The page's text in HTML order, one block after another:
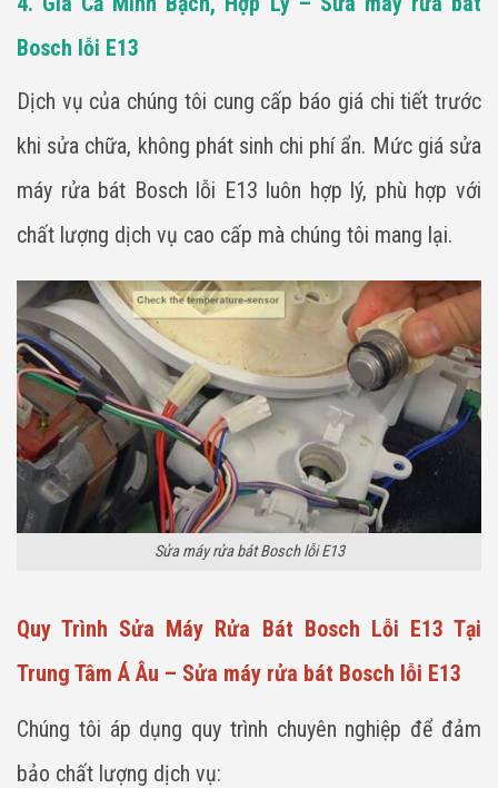
Bosch lỗi E13
Dịch vụ của chúng tôi cung cấp báo giá chi tiết trước
khi sửa chữa, không phát sinh chi phí ẩn. Mức giá sửa
máy rửa bát Bosch lỗi E13 luôn hợp lý, phù hợp với
chất lượng dịch vụ cao cấp mà chúng tôi mang lại.
Sửa máy rửa bát Bosch lỗi E13
Quy Trình Sửa Máy Rửa Bát Bosch Lỗi E13 Tại
Trung Tâm Á Âu – Sửa máy rửa bát Bosch lỗi E13
Chúng tôi áp dụng quy trình chuyên nghiệp để đảm
bảo chất lượng dịch vụ: